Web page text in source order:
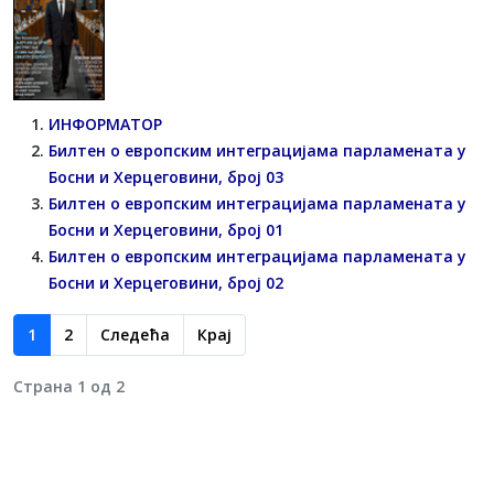
ИНФОРМАТОР
Билтен о европским интеграцијама парламената у
Босни и Херцеговини, број 03
Билтен о европским интеграцијама парламената у
Босни и Херцеговини, број 01
Билтен о европским интеграцијама парламената у
Босни и Херцеговини, број 02
1 2 Следећа Крај
Страна 1 од 2